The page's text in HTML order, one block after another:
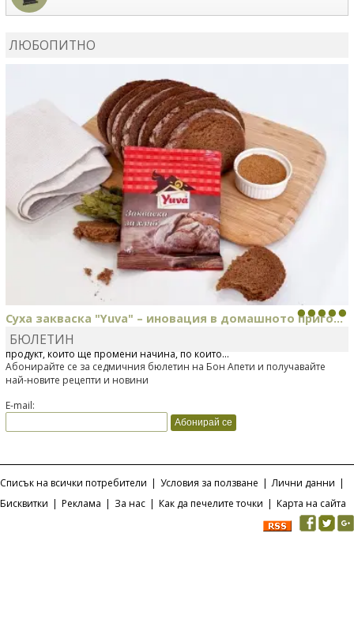
ЛЮБОПИТНО
Суха закваска "Yuva" – иновация в домашното приго...
Отскоро Лесафр България стартира предлагането на изцяло нов
продукт, който ще промени начина, по който...
БЮЛЕТИН
Абонирайте се за седмичния бюлетин на Бон Апети и получавайте
най-новите рецепти и новини
E-mail:
Списък на всички потребители | Условия за ползване | Лични данни |
Бисквитки | Реклама | За нас | Как да печелите точки | Карта на сайта